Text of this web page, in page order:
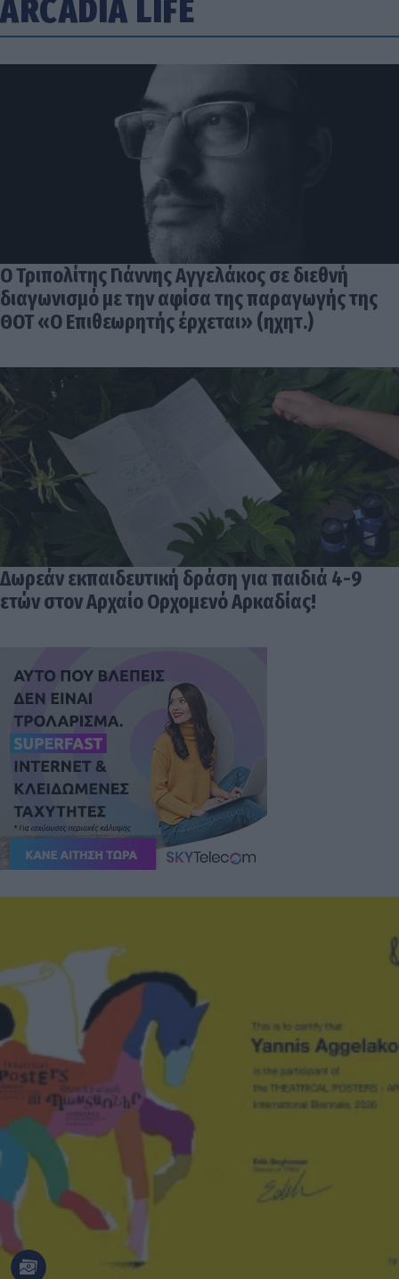
ARCADIA LIFE
Ο Τριπολίτης Γιάννης Αγγελάκος σε διεθνή
διαγωνισμό με την αφίσα της παραγωγής της
ΘΟΤ «Ο Επιθεωρητής έρχεται» (ηχητ.)
Δωρεάν εκπαιδευτική δράση για παιδιά 4-9
ετών στον Αρχαίο Ορχομενό Αρκαδίας!